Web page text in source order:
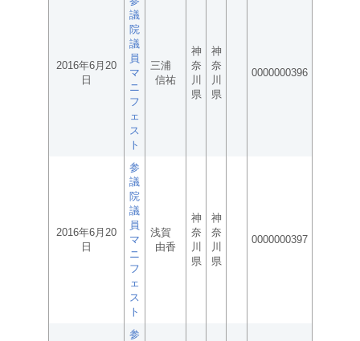
2016年6月20
日
議
院
議
員
マ
ニ
フ
ェ
ス
ト
三浦
信祐
神
奈
川
県
神
奈
川
県
0000000396
2016年6月20
日
参
議
院
議
員
マ
ニ
フ
ェ
ス
ト
浅賀
由香
神
奈
川
県
神
奈
川
県
0000000397
参